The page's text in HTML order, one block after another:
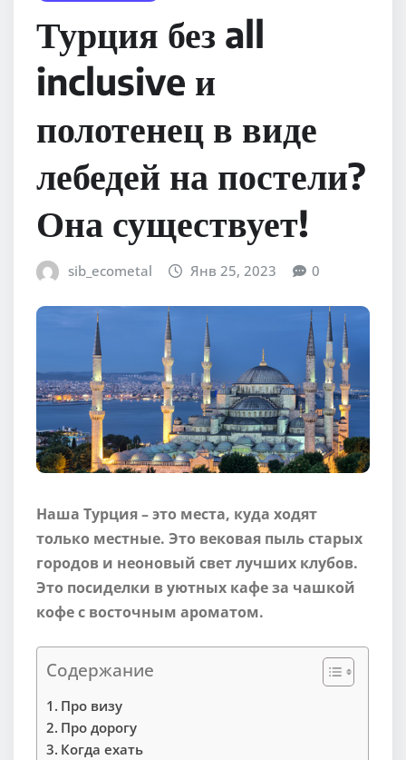
Турция без all
inclusive и
полотенец в виде
лебедей на постели?
Она существует!
sib_ecometal Янв 25, 2023 0
Наша Турция – это места, куда ходят
только местные. Это вековая пыль старых
городов и неоновый свет лучших клубов.
Это посиделки в уютных кафе за чашкой
кофе с восточным ароматом.
Содержание
Про визу
Про дорогу
Когда ехать